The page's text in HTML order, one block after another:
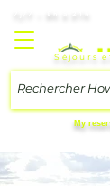
Séjours
My